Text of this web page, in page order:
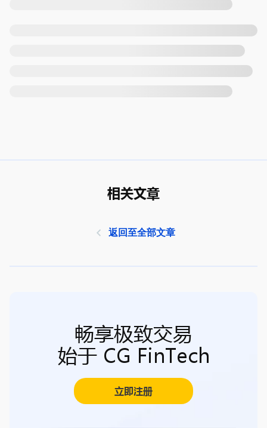
相关文章
返回至全部文章
畅享极致交易
始于 CG FinTech
立即注册